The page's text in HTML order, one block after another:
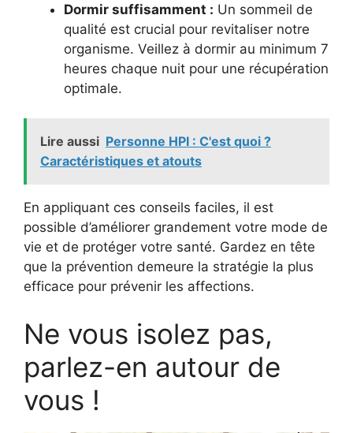
Dormir suffisamment : Un sommeil de
qualité est crucial pour revitaliser notre
organisme. Veillez à dormir au minimum 7
heures chaque nuit pour une récupération
optimale.
Lire aussi Personne HPI : C'est quoi ?
Caractéristiques et atouts
En appliquant ces conseils faciles, il est
possible d’améliorer grandement votre mode de
vie et de protéger votre santé. Gardez en tête
que la prévention demeure la stratégie la plus
efficace pour prévenir les affections.
Ne vous isolez pas,
parlez-en autour de
vous !